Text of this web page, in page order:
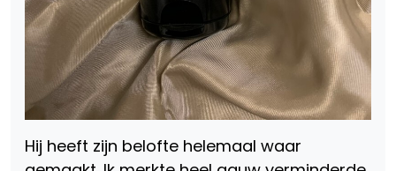
Hij heeft zijn belofte helemaal waar